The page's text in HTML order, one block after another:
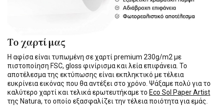
Το χαρτί μας
Η αφίσα είναι τυπωμένη σε χαρτί premium 230g/m2 με
πιστοποίηση FSC, gloss φινίρισμα και λεία επιφάνεια. Το
αποτέλεσμα της εκτύπωσης είναι εκπληκτικό με τέλεια
ευκρίνεια εικόνας που θα αντέξει στο χρόνο. Ψάξαμε πολύ για το
καλύτερο χαρτί και τελικά ερωτευτήκαμε το Eco Sol Paper Artist
της Natura, το οποίο εξασφαλίζει την τέλεια ποιότητα για εμάς.